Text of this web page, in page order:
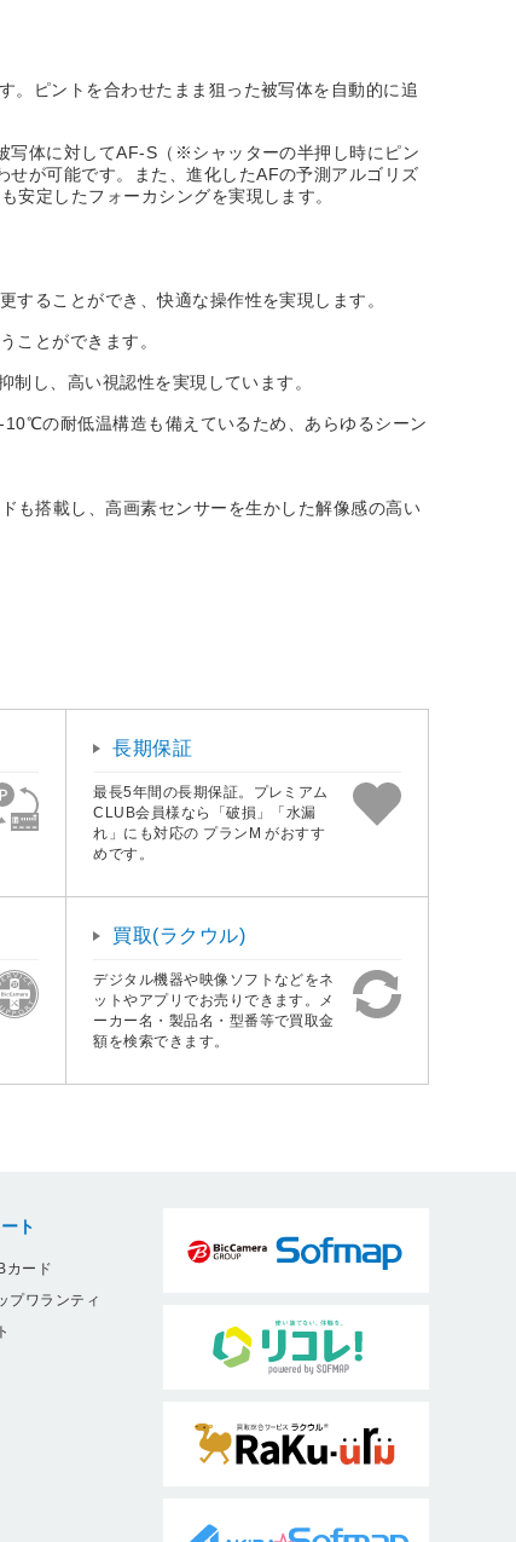
。ピントを合わせたまま狙った被写体を自動的に追
写体に対してAF-S（※シャッターの半押し時にピン
が可能です。また、進化したAFの予測アルゴリズ
定したフォーカシングを実現します。
ることができ、快適な操作性を実現します。
ことができます。
し、高い視認性を実現しています。
の耐低温構造も備えているため、あらゆるシーン
も搭載し、高画素センサーを生かした解像感の高い
長期保証
最長5年間の長期保証。プレミアム
CLUB会員様なら「破損」「水漏
れ」にも対応の プランM がおすす
めです。
買取(ラクウル)
デジタル機器や映像ソフトなどをネ
ットやアプリでお売りできます。メ
ーカー名・製品名・型番等で買取金
額を検索できます。
ト
カード
プワランティ